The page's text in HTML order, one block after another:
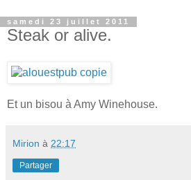
samedi 23 juillet 2011
Steak or alive.
Et un bisou à Amy Winehouse.
Mirion à 22:17
Partager